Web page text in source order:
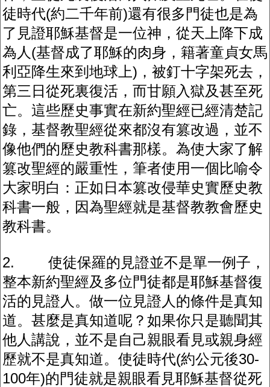
徒時代(約二千年前)還有很多門徒也是為
了見證耶穌基督是一位神，從天上降下成
為人(基督成了耶穌的肉身，籍著童貞女馬
利亞降生來到地球上)，被釘十字架死去，
第三日從死裏復活，而甘願入獄及甚至死
亡。這些歷史事實在新約聖經已經清楚記
錄，基督教聖經從來都沒有篡改過，並不
像他們的歷史教科書那樣。為使大家了解
篡改聖經的嚴重性，筆者使用一個比喻令
大家明白：正如日本篡改侵華史實歷史教
科書一般，因為聖經就是基督教教會歷史
教科書。
2. 使徒保羅的見證並不是單一例子，
整本新約聖經及多位門徒都是耶穌基督復
活的見證人。做一位見證人的條件是真知
道。甚麼是真知道呢？如果你只是聽聞其
他人講說，並不是自己親眼看見或親身經
歷就不是真知道。使徒時代(約公元後30-
100年)的門徒就是親眼看見耶穌基督從死